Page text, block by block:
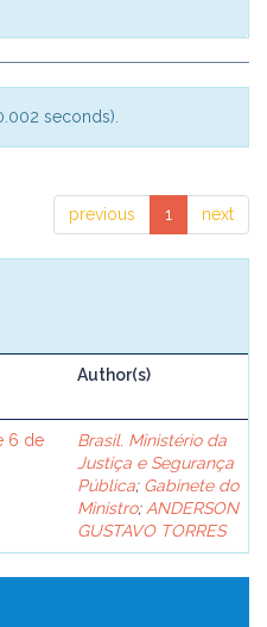
seconds).
previous 1 next
Author(s)
6 de
Brasil. Ministério da
Justiça e Segurança
Pública; Gabinete do
Ministro; ANDERSON
GUSTAVO TORRES